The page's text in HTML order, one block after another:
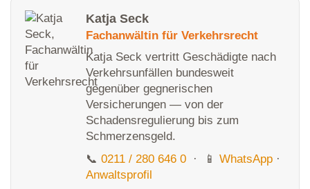
Katja Seck
Fachanwältin für Verkehrsrecht
Katja Seck vertritt Geschädigte nach
Verkehrsunfällen bundesweit
gegenüber gegnerischen
Versicherungen — von der
Schadensregulierung bis zum
Schmerzensgeld.
📞 0211 / 280 646 0 · 📱 WhatsApp ·
Anwaltsprofil